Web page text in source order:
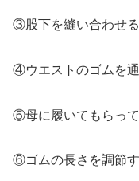
③股下を縫い合わせる
④ウエストのゴムを
⑤母に履いてもらっ
⑥ゴムの長さを調節